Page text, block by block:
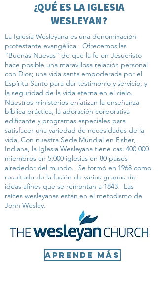
¿QUÉ ES LA IGLESIA
WESLEYAN?
La Iglesia Wesleyana es una denominación
protestante evangélica. Ofrecemos las
“Buenas Nuevas” de que la fe en Jesucristo
hace posible una maravillosa relación personal
con Dios; una vida santa empoderada por el
Espíritu Santo para dar testimonio y servicio, y
la seguridad de la vida eterna en el cielo.
Nuestros ministerios enfatizan la enseñanza
bíblica práctica, la adoración corporativa
edificante y programas especiales para
satisfacer una variedad de necesidades de la
vida. Con nuestra Sede Mundial en Fisher,
Indiana, la Iglesia Wesleyana tiene casi 400,000
miembros en 5,000 iglesias en 80 países
alrededor del mundo.
Se formó en 1968 como
resultado de la fusión de varios grupos de
ideas afines que se remontan a 1843.
Las
raíces wesleyanas están en el metodismo de
John Wesley.
Aprende más